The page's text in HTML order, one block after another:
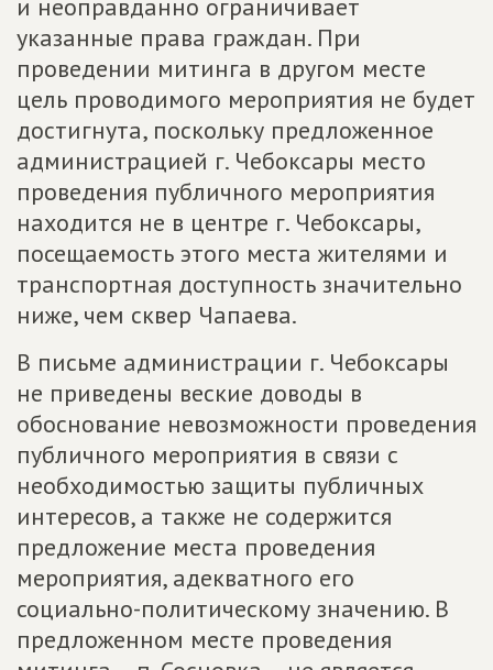
и неоправданно ограничивает
указанные права граждан. При
проведении митинга в другом месте
цель проводимого мероприятия не будет
достигнута, поскольку предложенное
администрацией г. Чебоксары место
проведения публичного мероприятия
находится не в центре г. Чебоксары,
посещаемость этого места жителями и
транспортная доступность значительно
ниже, чем сквер Чапаева.
В письме администрации г. Чебоксары
не приведены веские доводы в
обоснование невозможности проведения
публичного мероприятия в связи с
необходимостью защиты публичных
интересов, а также не содержится
предложение места проведения
мероприятия, адекватного его
социально-политическому значению. В
предложенном месте проведения